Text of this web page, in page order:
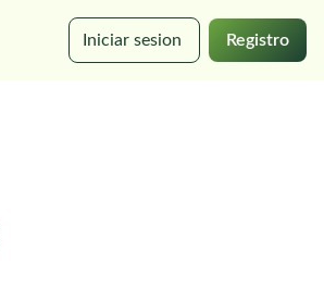
Iniciar sesion Registro